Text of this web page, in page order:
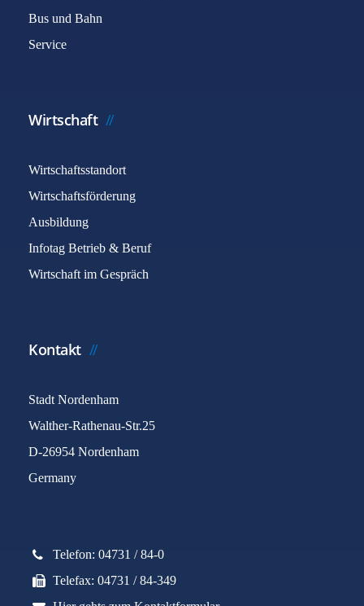
Bus und Bahn
Service
Wirtschaft
Wirtschaftsstandort
Wirtschaftsförderung
Ausbildung
Infotag Betrieb & Beruf
Wirtschaft im Gespräch
Kontakt
Stadt Nordenham
Walther-Rathenau-Str.25
D-26954 Nordenham
Germany
Telefon: 04731 / 84-0
Telefax: 04731 / 84-349